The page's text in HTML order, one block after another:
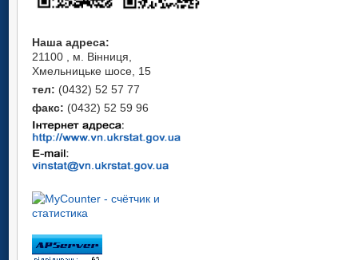
Наша адреса:
21100 , м. Вінниця,
Хмельницьке шосе, 15
тел: (0432) 52 57 77
факс: (0432) 52 59 96